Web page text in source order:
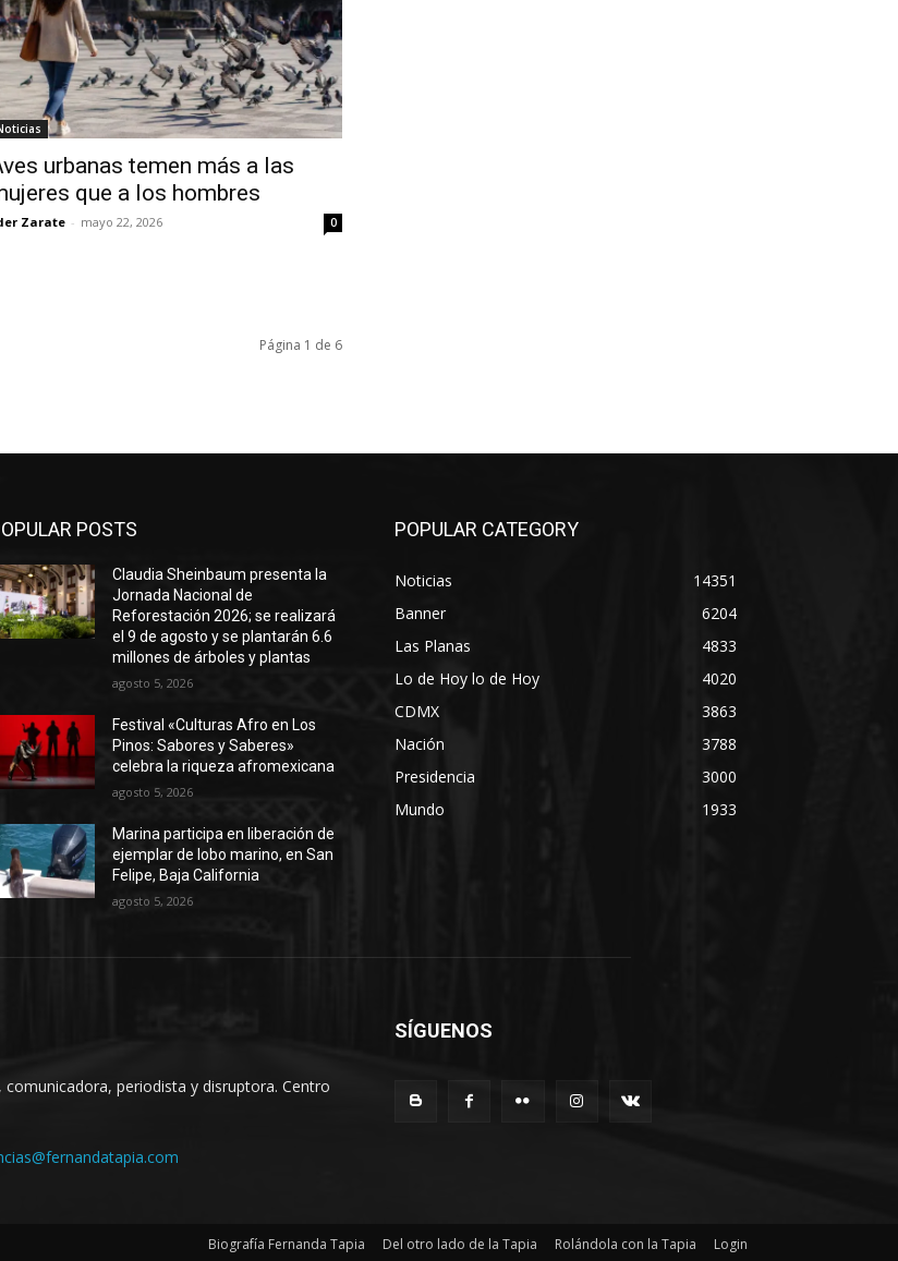
urbanas temen más a las
que a los hombres
Zarate - mayo 22, 2026 0
Página 1 de 6
POSTS
Claudia Sheinbaum presenta la
Jornada Nacional de
Reforestación 2026; se realizará
el 9 de agosto y se plantarán 6.6
millones de árboles y plantas
agosto 5, 2026
Festival «Culturas Afro en Los
Pinos: Sabores y Saberes»
celebra la riqueza afromexicana
agosto 5, 2026
Marina participa en liberación de
ejemplar de lobo marino, en San
Felipe, Baja California
agosto 5, 2026
POPULAR CATEGORY
Noticias
14351
Banner
6204
Las Planas
4833
Lo de Hoy lo de Hoy
4020
CDMX
3863
Nación
3788
Presidencia
3000
Mundo
1933
comunicadora, periodista y disruptora. Centro
SÍGUENOS
Biografía Fernanda Tapia Del otro lado de la Tapia Rolándola con la Tapia Login